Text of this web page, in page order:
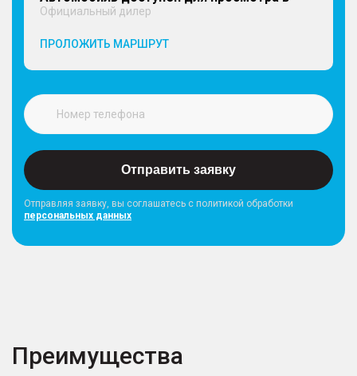
Официальный дилер
ПРОЛОЖИТЬ МАРШРУТ
Отправить заявку
Отправляя заявку, вы соглашатесь с политикой обработки
персональных данных
Преимущества